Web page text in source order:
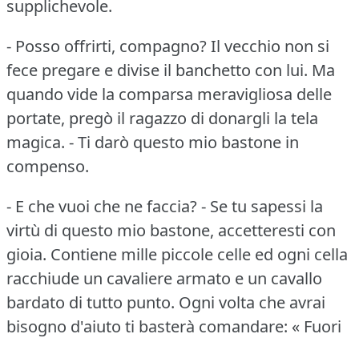
supplichevole.
- Posso offrirti, compagno?Il vecchio non si
fece pregare e divise il banchetto con lui. Ma
quando vide la comparsa meravigliosa delle
portate, pregò il ragazzo di donargli la tela
magica. - Ti darò questo mio bastone in
compenso.
- E che vuoi che ne faccia?- Se tu sapessi la
virtù di questo mio bastone, accetteresti con
gioia. Contiene mille piccole celle ed ogni cella
racchiude un cavaliere armato e un cavallo
bardato di tutto punto. Ogni volta che avrai
bisogno d'aiuto ti basterà comandare: « Fuori